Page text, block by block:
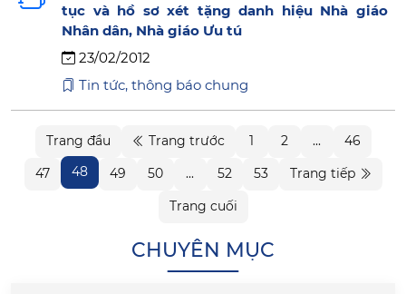
tục và hồ sơ xét tặng danh hiệu Nhà giáo
Nhân dân, Nhà giáo Ưu tú
23/02/2012
Tin tức, thông báo chung
Trang đầu Trang trước 1 2 ...
46
47
48 49 50 ... 52 53
Trang tiếp
Trang cuối
CHUYÊN MỤC